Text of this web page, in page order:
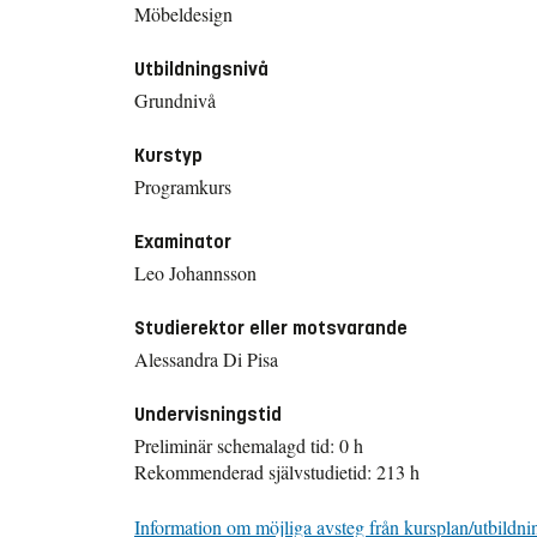
Möbeldesign
Utbildningsnivå
Grundnivå
Kurstyp
Programkurs
Examinator
Leo Johannsson
Studierektor eller motsvarande
Alessandra Di Pisa
Undervisningstid
Preliminär schemalagd tid: 0 h
Rekommenderad självstudietid: 213 h
Information om möjliga avsteg från kursplan/